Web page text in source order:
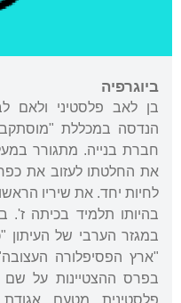
ביוגרפיה
בן לאב פלסטיני ולאם
הנדסה במכללת
חברת בנייה. מתגורר
את החלטתו לעזוב את כפרו
לחיות יחד. את שיריו
במגזר הערבי של העיתון
בפרס ההצטיינות על שם
פלסטינית מטעם אגודת